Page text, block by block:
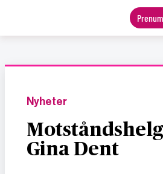
Nyheter
Gina Dent